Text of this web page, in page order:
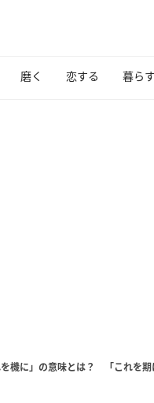
磨く 恋する 暮らす
を機に」の意味とは？ 「これを